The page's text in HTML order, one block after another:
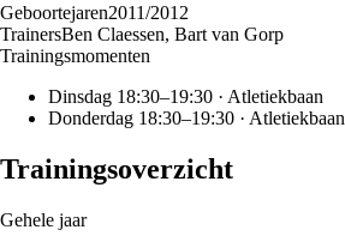
Geboortejaren2011/2012
TrainersBen Claessen, Bart van Gorp
Trainingsmomenten
Dinsdag 18:30–19:30 · Atletiekbaan
Donderdag 18:30–19:30 · Atletiekbaan
Trainingsoverzicht
Gehele jaar